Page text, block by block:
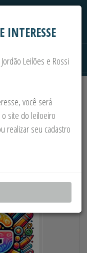
Sucata
ESCOLARES E
INTERESSE
Leilões e Rossi
você será
site do leiloeiro
realizar seu cadastro